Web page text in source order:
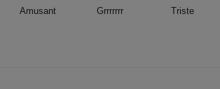
Amusant Grrrrrrr Triste